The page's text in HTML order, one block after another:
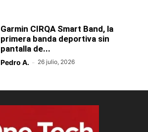
Garmin CIRQA Smart Band, la
primera banda deportiva sin
pantalla de...
Pedro A. - 26 julio, 2026